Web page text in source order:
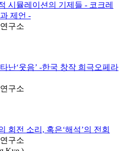
시뮬레이션의 기제들 - 코크레
제언 -
구소
난‘웃음’ -한국 창작 희극오페라
구소
회전 소리, 혹은‘해석’의 전회
구소